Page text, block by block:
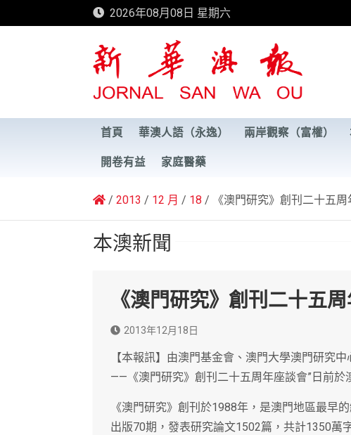
to
2026年08月08日 星期六
新華澳報
首頁 華澳人語（永逸） 兩岸觀察（富權）
開卷有益 家庭醫藥
2013 12 月 18 《澳門研究》創刊二十五
本澳新聞
《澳門研究》創刊二十五
2013年12月18日
【本報訊】由澳門基金會、澳門大學澳門研究
——《澳門研究》創刊二十五周年座談會”日前於
《澳門研究》創刊於1988年，是澳門地區最早
出版70期，發表研究論文1502篇，共計1350萬